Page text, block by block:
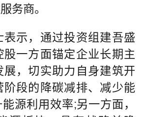
务商。
示，通过投资组建吾盛
股一方面锚定企业长期主
展，切实助力自身建筑开
阶段的降碳减排、减少能
源利用效率;另一方面，